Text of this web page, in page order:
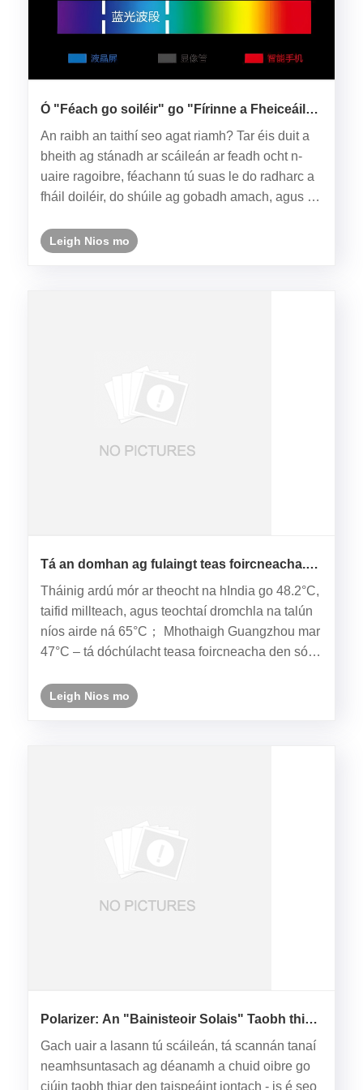
Ó "Féach go soiléir" go "Fírinne a Fheiceáil":
Shúile
An raibh an taithí seo agat riamh? Tar éis duit a
bheith ag stánadh ar scáileán ar feadh ocht n-
uaire ragoibre, féachann tú suas le do radharc a
fháil doiléir, do shúile ag gobadh amach, agus do
ndéanann tú iarracht féachaint ar sheó ar do
tháibléad, a......
Leigh Nios mo
Tá an domhan ag fulaingt teas foircneacha.
caighdeáin?
Tháinig ardú mór ar theocht na hIndia go 48.2°C,
taifid millteach, agus teochtaí dromchla na talún
níos airde ná 65°C； Mhothaigh Guangzhou mar
47°C – tá dóchúlacht teasa foircneacha den sórt
réamhthionsclaíoch anois. Ní réamhaisnéis
aimsire é seo. Is é seo an fíor-......
Leigh Nios mo
Polarizer: An "Bainisteoir Solais" Taobh thiar
Gach uair a lasann tú scáileán, tá scannán tanaí
neamhsuntasach ag déanamh a chuid oibre go
ciúin taobh thiar den taispeáint iontach - is é seo